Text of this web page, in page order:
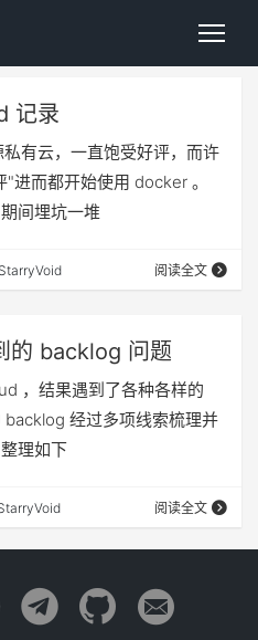
记录
有云，一直饱受好评，而许
进而都开始使用 docker 。
间埋坑一堆
StarryVoid 阅读全文
的 backlog 问题
，结果遇到了各种各样的
经过多项线索梳理并
理如下
阅读全文